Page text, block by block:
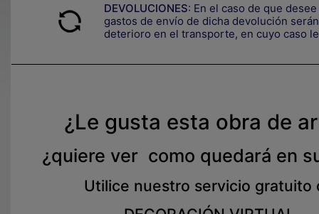
DEVOLUCIONES: En el caso de que
gastos de envío de dicha devolución
deterioro en el transporte, en cuyo caso
¿Le gusta esta obra de
¿quiere ver como quedará en
Utilice nuestro servicio gratuito